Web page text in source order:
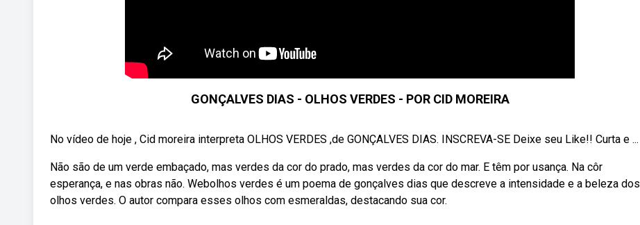
GONÇALVES DIAS - OLHOS VERDES - POR CID MOREIRA
No vídeo de hoje , Cid moreira interpreta OLHOS VERDES ,de GONÇALVES DIAS. INSCREVA-SE Deixe seu Like!! Curta e ...
Não são de um verde embaçado, mas verdes da cor do prado, mas verdes da cor do mar. E têm por usança. Na côr
esperança, e nas obras não. Webolhos verdes é um poema de gonçalves dias que descreve a intensidade e a beleza dos
olhos verdes. O autor compara esses olhos com esmeraldas, destacando sua cor.